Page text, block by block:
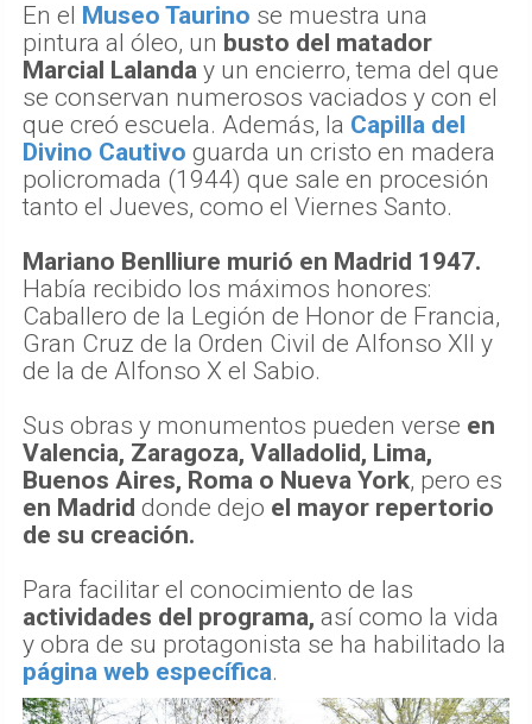
En el
Museo Taurino se muestra una
pintura al óleo, un busto del matador
Marcial Lalanda y un encierro, tema del que
se conservan numerosos vaciados y con el
que creó escuela. Además, la Capilla del
Divino Cautivo guarda un cristo en madera
policromada (1944) que sale en procesión
tanto el Jueves, como el Viernes Santo.
Mariano Benlliure murió en Madrid 1947.
Había recibido los máximos honores:
Caballero de la Legión de Honor de Francia,
Gran Cruz de la Orden Civil de Alfonso XII y
de la de Alfonso X el Sabio.
Sus obras y monumentos pueden verse en
Valencia, Zaragoza, Valladolid, Lima,
Buenos Aires, Roma o Nueva York, pero es
en Madrid donde dejo el mayor repertorio
de su creación.
Para facilitar el conocimiento de las
actividades del programa, así como la vida
y obra de su protagonista se ha habilitado la
página web específica.